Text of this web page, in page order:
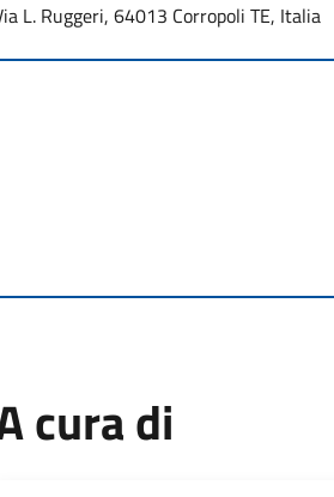
L. Ruggeri, 64013 Corropoli TE, Italia
cura di